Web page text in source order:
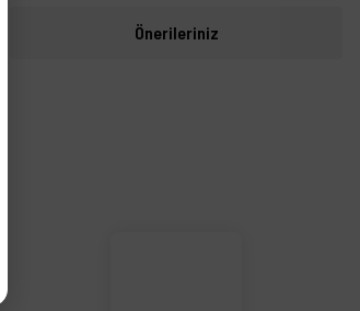
Önerileriniz